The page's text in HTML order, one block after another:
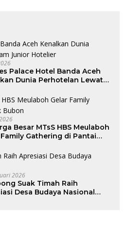
Palace Hotel Banda Aceh
Dunia Perhotelan Lewat
Besar MTsS HBS Meulaboh
Gathering di Pantai
2026
Suak Timah Raih
Desa Budaya Nasional